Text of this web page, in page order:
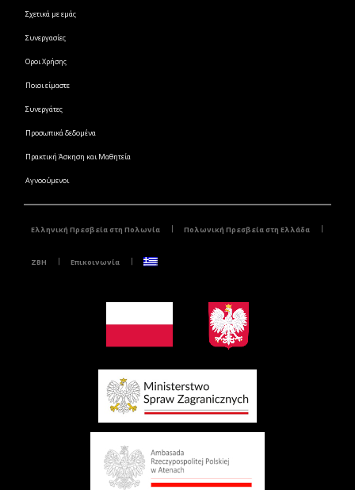
Σχετικά με εμάς
Συνεργασίες
Οροι Χρήσης
Ποιοι είμαστε
Συνεργάτες
Προσωπικά δεδομένα
Πρακτική Άσκηση και Μαθητεία
Αγνοούμενοι
Ελληνική Πρεσβεία στη Πολωνία Πολωνική Πρεσβεία στη Ελλάδα
ZBH Επικοινωνία